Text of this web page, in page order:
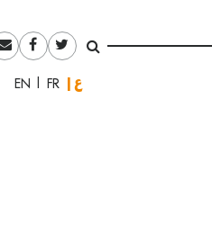
العربيةFrançais
English